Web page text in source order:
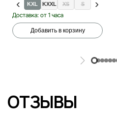
KXL KXXL XS S M
Доставка: от 1 часа
Добавить в корзину
ОТЗЫВЫ